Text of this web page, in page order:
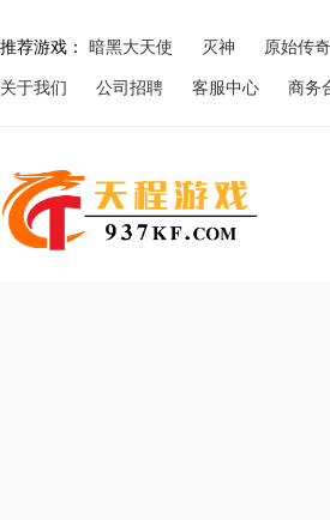
推荐游戏： 暗黑大天使 灭神 原始传奇
关于我们 公司招聘 客服中心 商务